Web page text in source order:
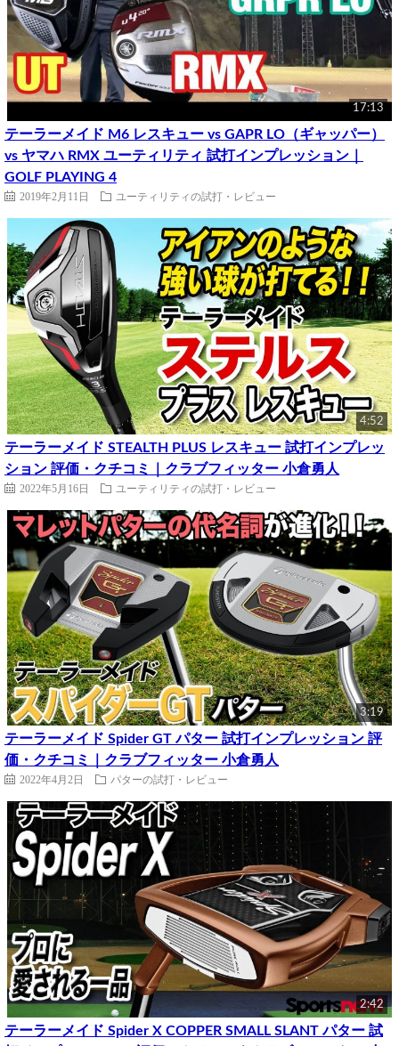
17:13
テーラーメイド M6 レスキュー vs GAPR LO（ギャッパー）
vs ヤマハ RMX ユーティリティ 試打インプレッション｜
GOLF PLAYING 4
2019年2月11日 ユーティリティの試打・レビュー
4:52
テーラーメイド STEALTH PLUS レスキュー 試打インプレッ
ション 評価・クチコミ｜クラブフィッター 小倉勇人
2022年5月16日 ユーティリティの試打・レビュー
3:19
テーラーメイド Spider GT パター 試打インプレッション 評
価・クチコミ｜クラブフィッター 小倉勇人
2022年4月2日 パターの試打・レビュー
2:42
テーラーメイド Spider X COPPER SMALL SLANT パター 試